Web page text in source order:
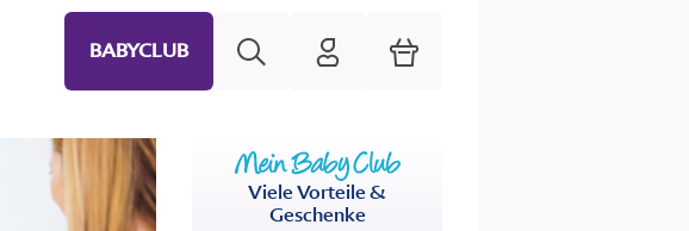
BABYCLUB HiPP Mein Babyclub
Warenkorb
Viele Vorteile &
Geschenke